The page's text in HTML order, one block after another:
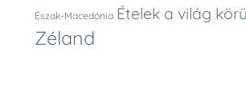
Észak-Macedónia Ételek a világ
Zéland